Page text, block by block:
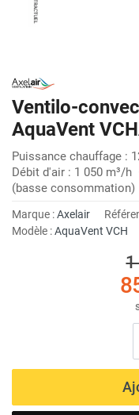
Ventilo-
AquaVent
Puissance chauffage :
Débit d'air : 1 050 m³/
(basse
Marque :Axelair
Modèle :AquaVent VCH
1